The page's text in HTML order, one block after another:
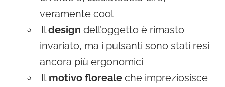
veramente cool
Ildesign dell’oggetto è rimasto
invariato, ma i pulsanti sono stati resi
ancora più ergonomici
Ilmotivo floreale che impreziosisce